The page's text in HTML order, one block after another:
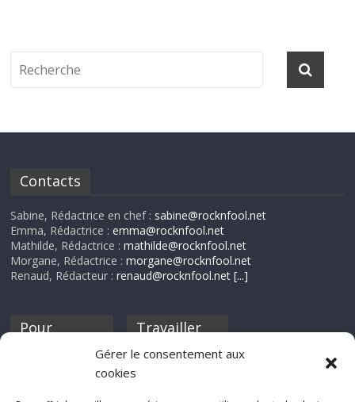
Gérer le consentement aux
cookies
Contacts
Sabine, Rédactrice en chef : sabine@rocknfool.net
Emma, Rédactrice :emma@rocknfool.net
Mathilde, Rédactrice :mathilde@rocknfool.net
Morgane, Rédactrice :morgane@rocknfool.net
Renaud, Rédacteur :renaud@rocknfool.net [...]
Pour
discothèque
Travailler
Si tu souhaites